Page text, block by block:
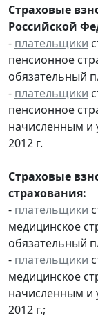
Страховые
Российской
- плательщики
пенсионное
обязательный
- плательщики
пенсионное
начисленным и
2012 г.
Страховые
страхования:
- плательщики
медицинское
обязательный
- плательщики
медицинское
начисленным и
2012 г.;